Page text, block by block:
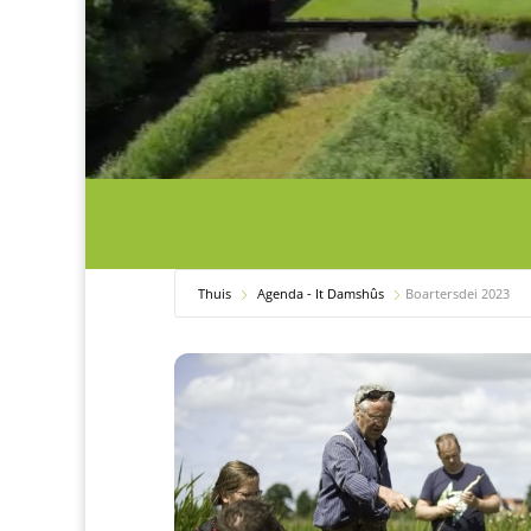
Thuis Agenda - It Damshûs Boartersdei 2023